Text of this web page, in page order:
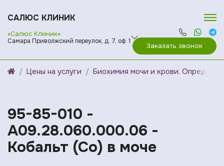
САЛЮС КЛИНИК
«Салюс Клиник»
Самара Приволжский переулок, д. 7, оф. 1
Заказать звонок
Цены на услуги Биохимия мочи и крови.
95-85-010 -
A09.28.060.000.06 -
Кобальт (Co) в моче